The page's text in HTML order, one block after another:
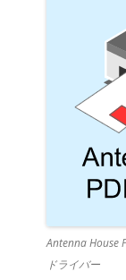
Antenna House
ドライバー